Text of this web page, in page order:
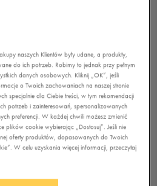
1/5
naszych Klientów były udane, a produkty,
do ich potrzeb. Robimy to jednak przy pełnym
danych osobowych. Kliknij „OK”, jeśli
o Twoich zachowaniach na naszej stronie
specjalnie dla Ciebie treści, w tym rekomendacji
potrzeb i zainteresowań, spersonalizowanych
preferencji. W każdej chwili możesz zmienić
plików cookie wybierając „Dostosuj”. Jeśli nie
oferty produktów, dopasowanych do Twoich
W celu uzyskania więcej informacji, przeczytaj